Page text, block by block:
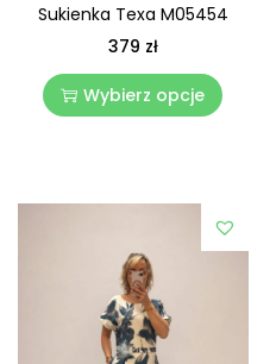
Sukienka Texa M05454
379 zł
Wybierz opcje